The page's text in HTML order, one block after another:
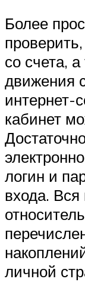
Более
со счета,
движения
интернет-
кабинет
логин и
входа.
личной